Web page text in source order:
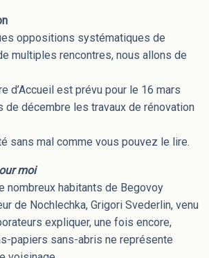
oppositions systématiques de
multiples rencontres, nous allons de
d’Accueil est prévu pour le 16 mars
décembre les travaux de rénovation
sans mal comme vous pouvez le lire.
moi
nombreux habitants de Begovoy
de Nochlechka, Grigori Svederlin, venu
expliquer, une fois encore,
papiers sans-abris ne représente